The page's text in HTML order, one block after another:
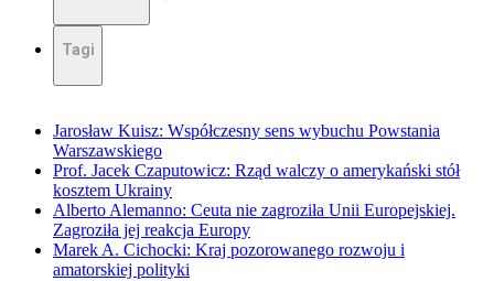
Tagi
Jarosław Kuisz: Współczesny sens wybuchu Powstania
Warszawskiego
Prof. Jacek Czaputowicz: Rząd walczy o amerykański stół
kosztem Ukrainy
Alberto Alemanno: Ceuta nie zagroziła Unii Europejskiej.
Zagroziła jej reakcja Europy
Marek A. Cichocki: Kraj pozorowanego rozwoju i
amatorskiej polityki